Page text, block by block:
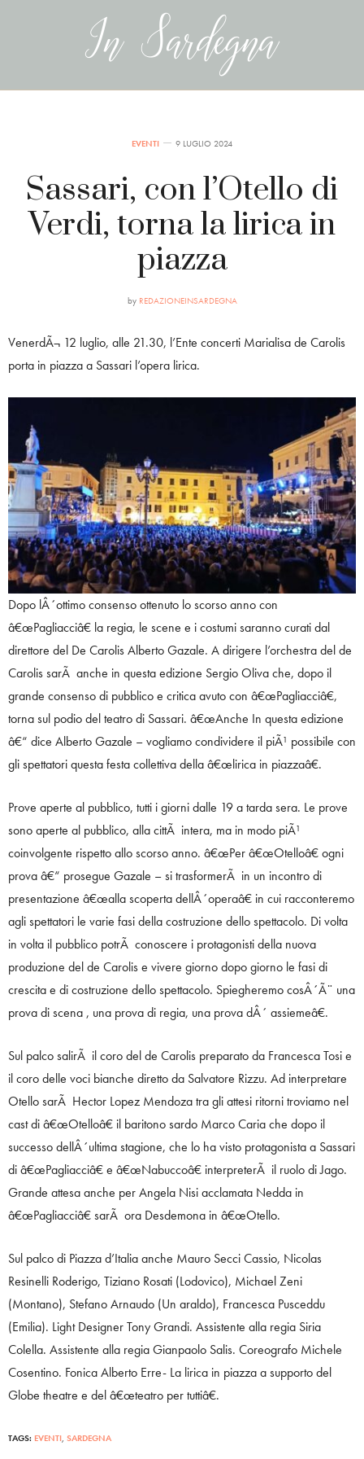
EVENTI 9 LUGLIO 2024
Sassari, con l’Otello di
Verdi, torna la lirica in
piazza
by REDAZIONEINSARDEGNA
VenerdÃ¬ 12 luglio, alle 21.30, l’Ente concerti Marialisa de Carolis
porta in piazza a Sassari l’opera lirica.
Dopo lÂ´ottimo consenso ottenuto lo scorso anno con
â€œPagliacciâ€ la regia, le scene e i costumi saranno curati dal
direttore del De Carolis Alberto Gazale. A dirigere l’orchestra del de
Carolis sarÃ anche in questa edizione Sergio Oliva che, dopo il
grande consenso di pubblico e critica avuto con â€œPagliacciâ€,
torna sul podio del teatro di Sassari. â€œAnche In questa edizione
â€“ dice Alberto Gazale – vogliamo condividere il piÃ¹ possibile con
gli spettatori questa festa collettiva della â€œlirica in piazzaâ€.
Prove aperte al pubblico, tutti i giorni dalle 19 a tarda sera. Le prove
sono aperte al pubblico, alla cittÃ intera, ma in modo piÃ¹
coinvolgente rispetto allo scorso anno. â€œPer â€œOtelloâ€ ogni
prova â€“ prosegue Gazale – si trasformerÃ in un incontro di
presentazione â€œalla scoperta dellÂ´operaâ€ in cui racconteremo
agli spettatori le varie fasi della costruzione dello spettacolo. Di volta
in volta il pubblico potrÃ conoscere i protagonisti della nuova
produzione del de Carolis e vivere giorno dopo giorno le fasi di
crescita e di costruzione dello spettacolo. Spiegheremo cosÂ´Ã¨ una
prova di scena , una prova di regia, una prova dÂ´ assiemeâ€.
Sul palco salirÃ il coro del de Carolis preparato da Francesca Tosi e
il coro delle voci bianche diretto da Salvatore Rizzu. Ad interpretare
Otello sarÃ Hector Lopez Mendoza tra gli attesi ritorni troviamo nel
cast di â€œOtelloâ€ il baritono sardo Marco Caria che dopo il
successo dellÂ´ultima stagione, che lo ha visto protagonista a Sassari
di â€œPagliacciâ€ e â€œNabuccoâ€ interpreterÃ il ruolo di Jago.
Grande attesa anche per Angela Nisi acclamata Nedda in
â€œPagliacciâ€ sarÃ ora Desdemona in â€œOtello.
Sul palco di Piazza d’Italia anche Mauro Secci Cassio, Nicolas
Resinelli Roderigo, Tiziano Rosati (Lodovico), Michael Zeni
(Montano), Stefano Arnaudo (Un araldo), Francesca Pusceddu
(Emilia). Light Designer Tony Grandi. Assistente alla regia Siria
Colella. Assistente alla regia Gianpaolo Salis. Coreografo Michele
Cosentino. Fonica Alberto Erre- La lirica in piazza a supporto del
Globe theatre e del â€œteatro per tuttiâ€.
TAGS: EVENTI SARDEGNA